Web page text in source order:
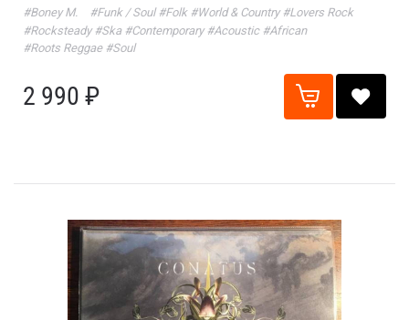
#Boney M. #Funk / Soul #Folk #World & Country #Lovers Rock
#Rocksteady #Ska #Contemporary #Acoustic #African
#Roots Reggae #Soul
2 990 ₽